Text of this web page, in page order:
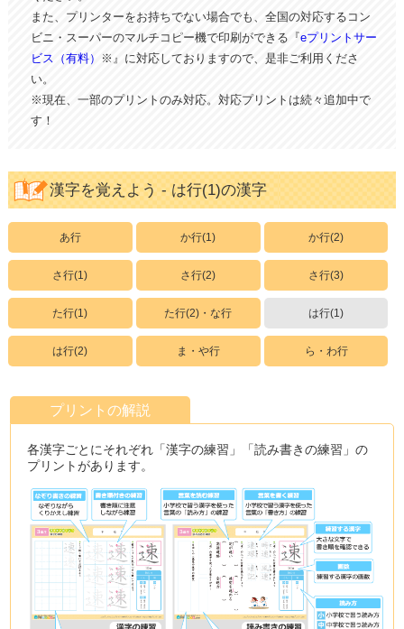
また、プリンターをお持ちでない場合でも、全国の対応するコン
ビニ・スーパーのマルチコピー機で印刷ができる『eプリントサー
ビス（有料）
※』に対応しておりますので、是非ご利用くださ
い。
※現在、一部のプリントのみ対応。対応プリントは続々追加中で
す！
漢字を覚えよう - は行(1)の漢字
あ行 か行(1) か行(2)
さ行(1) さ行(2) さ行(3)
た行(1) た行(2)・な行 は行(1)
は行(2) ま・や行 ら・わ行
プリントの解説
各漢字ごとにそれぞれ「漢字の練習」「読み書きの練習」の
プリントがあります。